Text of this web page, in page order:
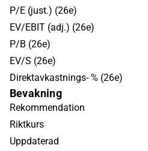
P/E (just.) (26e)
EV/EBIT (adj.) (26e)
P/B (26e)
EV/S (26e)
Direktavkastnings- % (26e)
Bevakning
Rekommendation
Riktkurs
Uppdaterad